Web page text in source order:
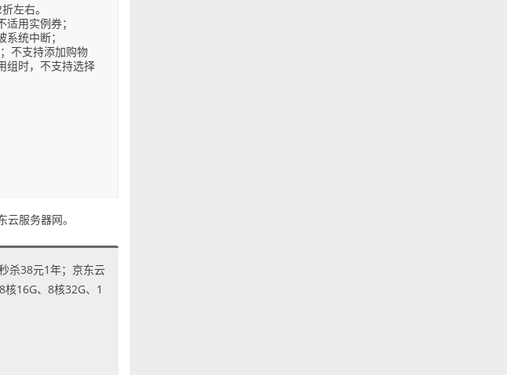
左右。
用实例券；
统中断；
不支持添加购物
组时，不支持选择
云服务器网。
杀38元1年；京东云
16G、8核32G、1